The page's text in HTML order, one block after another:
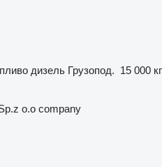
дизель Грузопод. 15 000 кг
o.o company